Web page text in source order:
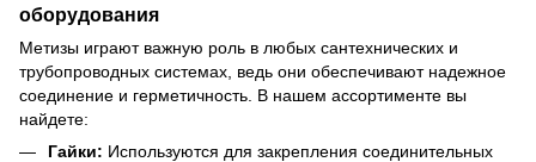
оборудования
Метизы играют важную роль в любых сантехнических и
трубопроводных системах, ведь они обеспечивают надежное
соединение и герметичность. В нашем ассортименте вы
найдете:
Гайки: Используются для закрепления соединительных